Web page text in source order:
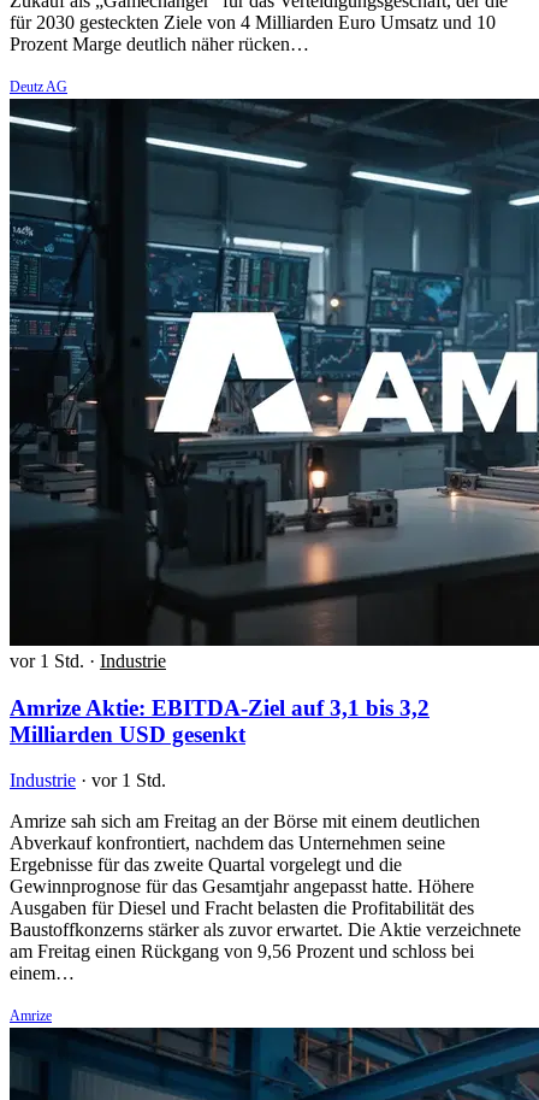
für 2030 gesteckten Ziele von 4 Milliarden Euro Umsatz und 10
Prozent Marge deutlich näher rücken…
Deutz AG
vor 1 Std. · Industrie
Amrize Aktie: EBITDA-Ziel auf 3,1 bis 3,2
Milliarden USD gesenkt
Industrie · vor 1 Std.
Amrize sah sich am Freitag an der Börse mit einem deutlichen
Abverkauf konfrontiert, nachdem das Unternehmen seine
Ergebnisse für das zweite Quartal vorgelegt und die
Gewinnprognose für das Gesamtjahr angepasst hatte. Höhere
Ausgaben für Diesel und Fracht belasten die Profitabilität des
Baustoffkonzerns stärker als zuvor erwartet. Die Aktie verzeichnete
am Freitag einen Rückgang von 9,56 Prozent und schloss bei
einem…
Amrize